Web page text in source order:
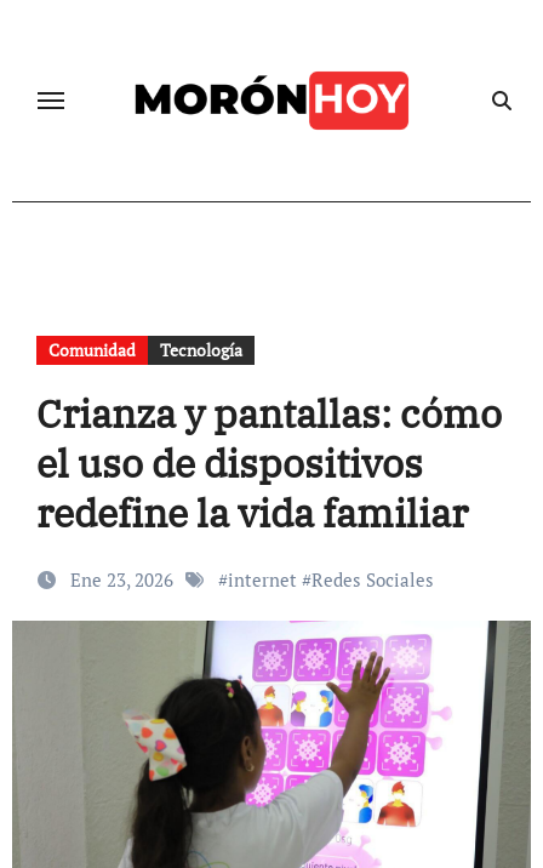
Comunidad Tecnología
Crianza y pantallas: cómo
el uso de dispositivos
redefine la vida familiar
Ene 23, 2026 #internet #Redes Sociales